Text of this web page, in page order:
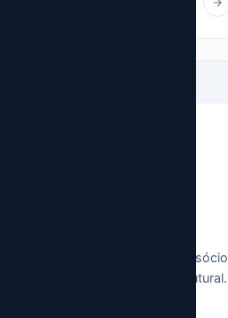
resolve um projeto. Um sócio
resolve um problema estrutural.